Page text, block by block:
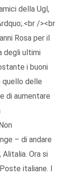
della Ugl,
/><br
Rosa per il
degli ultimi
i buoni
quello delle
di aumentare
– di andare
Ora si
italiane. I